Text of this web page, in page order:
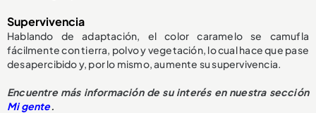
Supervivencia
Hablando de adaptación, el color caramelo se camufla
fácilmente con tierra, polvo y vegetación, lo cual hace que pase
desapercibido y, por lo mismo, aumente su supervivencia.
Encuentre más información de su interés en nuestra sección
Mi gente.